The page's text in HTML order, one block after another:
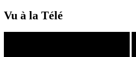
Vu à la Télé